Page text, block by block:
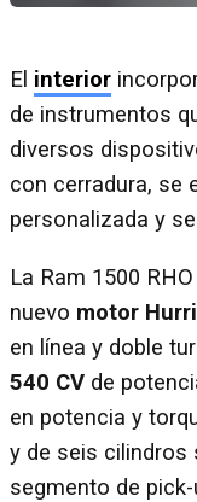
El interior
de instrumentos
diversos
con cerradura, se
personalizada y
La Ram 1500
nuevo motor
en línea y doble
540 CV de
en potencia y
y de seis cilindros
segmento de